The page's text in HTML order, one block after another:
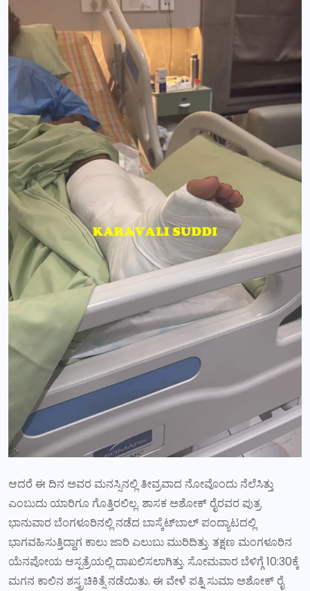
ಆದರೆ ಈ ದಿನ ಅವರ ಮನಸ್ಸಿನಲ್ಲಿ ತೀವ್ರವಾದ ನೋವೊಂದು ನೆಲೆಸಿತ್ತು
ಎಂಬುದು ಯಾರಿಗೂ ಗೊತ್ತಿರಲಿಲ್ಲ. ಶಾಸಕ ಅಶೋಕ್ ರೈರವರ ಪುತ್ರ
ಭಾನುವಾರ ಬೆಂಗಳೂರಿನಲ್ಲಿ ನಡೆದ ಬಾಸ್ಕೆಟ್‌ಬಾಲ್ ಪಂದ್ಯಾಟದಲ್ಲಿ
ಭಾಗವಹಿಸುತ್ತಿದ್ದಾಗ ಕಾಲು ಜಾರಿ ಎಲುಬು ಮುರಿದಿತ್ತು. ತಕ್ಷಣ ಮಂಗಳೂರಿನ
ಯೆನಪೋಯ ಆಸ್ಪತ್ರೆಯಲ್ಲಿ ದಾಖಲಿಸಲಾಗಿತ್ತು. ಸೋಮವಾರ ಬೆಳಿಗ್ಗೆ 10:30ಕ್ಕೆ
ಮಗನ ಕಾಲಿನ ಶಸ್ತ್ರಚಿಕಿತ್ಸೆ ನಡೆಯಿತು. ಈ ವೇಳೆ ಪತ್ನಿ ಸುಮಾ ಅಶೋಕ್ ರೈ